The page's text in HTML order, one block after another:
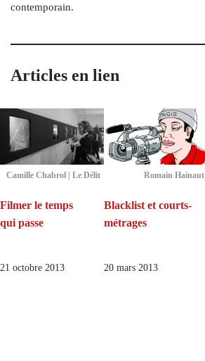
contemporain.
Articles en lien
Camille Chabrol | Le Délit
Filmer le temps
qui passe
21 octobre 2013
Romain Hainaut
Blacklist et courts-
métrages
20 mars 2013